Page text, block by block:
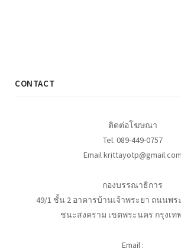
CONTACT
ติดต่อโฆษณา
Tel. 089-449-0757
Email krittayotp@gmail.com
กองบรรณาธิการ
49/1 ชั้น 2 อาคารบ้านเจ้าพระยา ถนนพ
ชนะสงคราม เขตพระนคร กรุงเทพ
Email :